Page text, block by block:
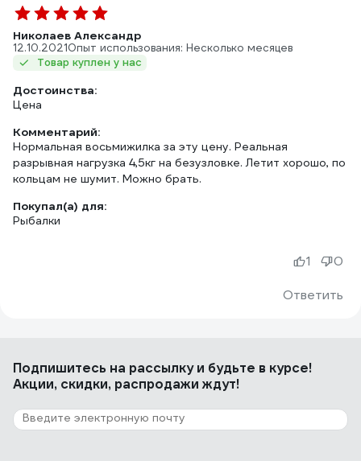
Николаев Александр
12.10.2021Опыт использования: Несколько месяцев
Товар куплен у нас
Достоинства:
Цена
Комментарий:
Нормальная восьмижилка за эту цену. Реальная
разрывная нагрузка 4,5кг на безузловке. Летит хорошо, по
кольцам не шумит. Можно брать.
Покупал(а) для:
Рыбалки
Ответить
1 0
Подпишитесь на рассылкуи будьте в курсе!
Акции, скидки, распродажи ждут!